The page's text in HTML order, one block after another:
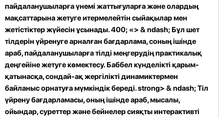
пайдаланушыларға үнемі жаттығуларға және олардың
мақсаттарына жетуге итермелейтін сыйақылар мен
жетістіктер жүйесін ұсынады. 400; «> & ndash; Бұл шет
тілдерін үйренуге арналған бағдарлама, соның ішінде
араб, пайдаланушыларға тілді меңгерудің практикалық
деңгейіне жетуге көмектесу. Баббел күнделікті қарым-
қатынасқа, сондай-ақ жергілікті динамиктермен
байланыс орнатуға мүмкіндік береді.strong> & ndash; Тіл
үйрену бағдарламасы, оның ішінде араб, мысалы,
ойындар, суреттер және бейнелер сияқты интерактивті